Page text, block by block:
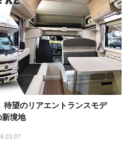
待望のリアエントランスモデ
新境地